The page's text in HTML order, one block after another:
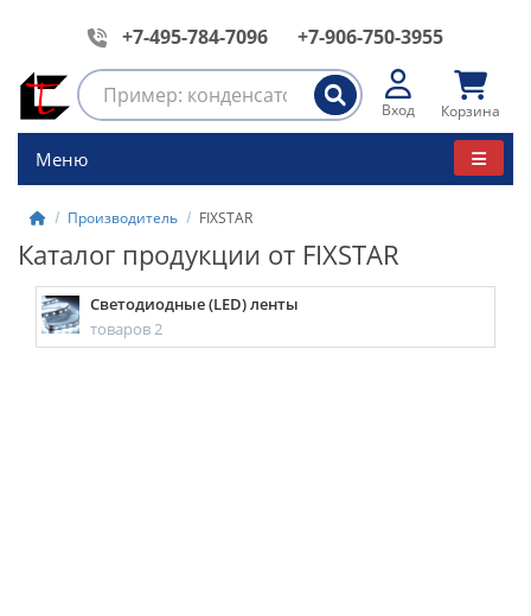
+7-495-784-7096 +7-906-750-3955
Вход Корзина
Меню
Производитель FIXSTAR
Каталог продукции от FIXSTAR
Светодиодные (LED) ленты
товаров 2